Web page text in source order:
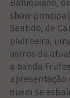
Batuquiano,
show
Sentido, de
padroeira,
astros da
a banda
apresentação
quem se